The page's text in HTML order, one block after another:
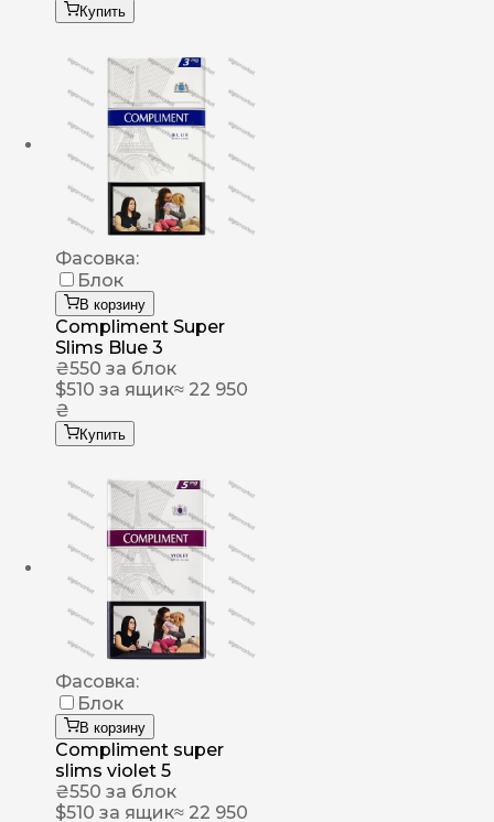
Купить
Фасовка:
Блок
В корзину
Compliment Super
Slims Blue 3
₴550 за блок
$510 за ящик≈ 22 950
₴
Купить
Фасовка:
Блок
В корзину
Compliment super
slims violet 5
₴550 за блок
$510 за ящик≈ 22 950